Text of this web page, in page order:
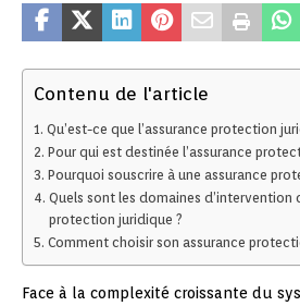
Contenu de l'article
Qu’est-ce que l’assurance protection
Pour qui est destinée l’assurance
Pourquoi souscrire à une assurance
Quels sont les domaines d’intervention
protection juridique ?
Comment choisir son assurance
Face à la complexité croissante du